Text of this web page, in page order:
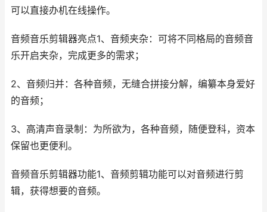
可以直接办机在线操作。
音频音乐剪辑器亮点1、音频夹杂：可将不同格局的音频音
乐开启夹杂，完成更多的需求；
2、音频归并：各种音频，无缝合拼接分解，编纂本身爱好
的音频；
3、高清声音录制：为所欲为，各种音频，随便登科，资本
保留也更便利。
音频音乐剪辑器功能1、音频剪辑功能可以对音频进行剪
辑，获得想要的音频。